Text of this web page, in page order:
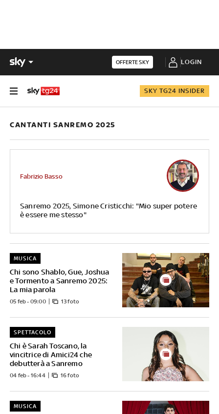
OFFERTE SKY LOGIN
SKY TG24 INSIDER
CANTANTI SANREMO 2025
Sanremo 2025, Simone Cristicchi: "Mio super potere
è essere me stesso"
Fabrizio Basso
Chi sono Shablo, Gue, Joshua
e Tormento a Sanremo 2025:
La mia parola
MUSICA
05 feb - 09:00 13 foto
Chi è Sarah Toscano, la
vincitrice di Amici24 che
debutterà a Sanremo
SPETTACOLO
04 feb - 16:44 16 foto
MUSICA